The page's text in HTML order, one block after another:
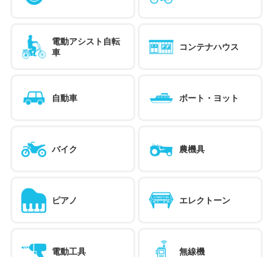
電動アシスト自転
車
コンテナハウス
自動車 ボート・ヨット
バイク 農機具
ピアノ エレクトーン
電動工具 無線機